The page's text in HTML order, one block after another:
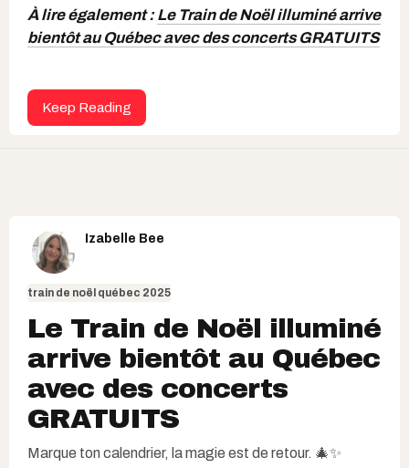
À lire également :Le Train de Noël illuminé arrive
bientôt au Québec avec des concerts GRATUITS
Keep Reading
Izabelle Bee
train de noël québec 2025
Le Train de Noël illuminé
arrive bientôt au Québec
avec des concerts
GRATUITS
Marque ton calendrier, la magie est de retour. 🎄✨